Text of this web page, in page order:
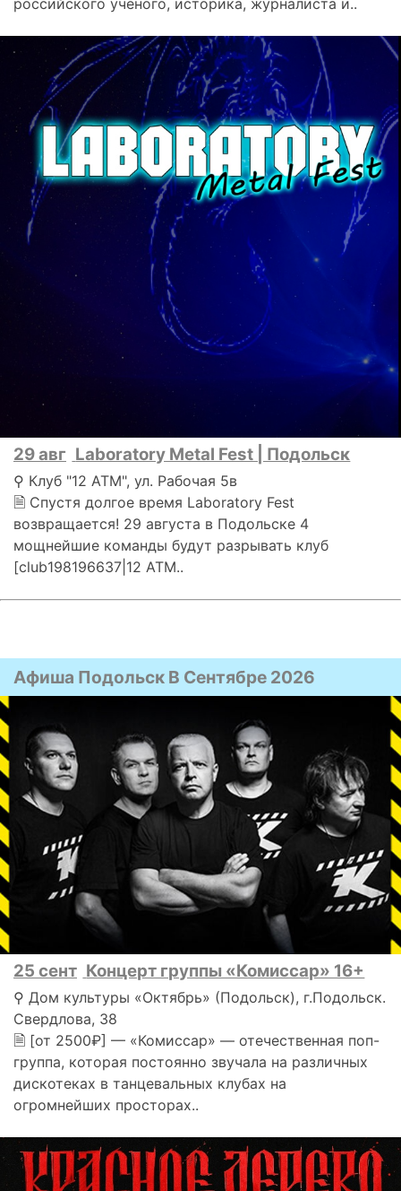
29 авг Laboratory Metal Fest | Подольск
⚲ Клуб "12 АТМ", ул. Рабочая 5в
🗎 Спустя долгое время Laboratory Fest
возвращается! 29 августа в Подольске 4
мощнейшие команды будут разрывать клуб
[club198196637|12 АТМ..
Афиша Подольск В Сентябре 2026
25 сент Концерт группы «Комиссар» 16+
⚲ Дом культуры «Октябрь» (Подольск), г.Подольск.
Свердлова, 38
🗎 [от 2500₽] — «Комиссар» — отечественная поп-
группа, которая постоянно звучала на различных
дискотеках в танцевальных клубах на
огромнейших просторах..